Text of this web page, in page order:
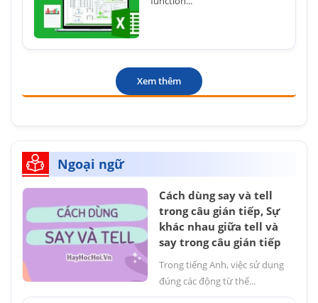
Xem thêm
Ngoại ngữ
Cách dùng say và tell
trong câu gián tiếp, Sự
khác nhau giữa tell và
say trong câu gián tiếp
Trong tiếng Anh, việc sử dụng
đúng các động từ thể...